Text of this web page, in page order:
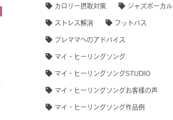
カロリー摂取対策 ジャズボーカル
ストレス解消 フットバス
プレママへのアドバイス
マイ・ヒーリングソング
マイ・ヒーリングソングSTUDIO
マイ・ヒーリングソングお客様の声
マイ・ヒーリングソング作品例